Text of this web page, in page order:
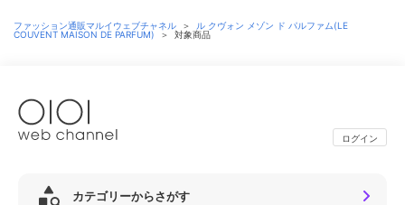
ファッション通販マルイウェブチャネル ＞
ル クヴォン メゾン ド パルファム(LE
COUVENT MAISON DE PARFUM)
＞ 対象商品
ログイン
カテゴリーからさがす